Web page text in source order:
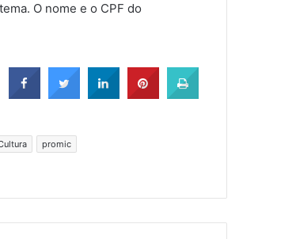
O nome e o CPF do
promic